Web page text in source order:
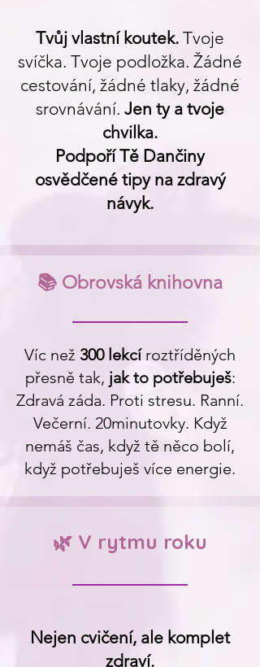
Tvůj vlastní koutek. Tvoje
svíčka. Tvoje podložka. Žádné
cestování, žádné tlaky, žádné
srovnávání. Jen ty a tvoje
chvilka.
Podpoří Tě Dančiny
osvědčené tipy na zdravý
návyk.
📚 Obrovská knihovna
Víc než 300 lekcíroztříděných
přesně tak, jak to potřebuješ:
Zdravá záda. Proti stresu. Ranní.
Večerní. 20minutovky. Když
nemáš čas, když tě něco bolí,
když potřebuješ více energie.
🌿 V rytmu roku
Nejen cvičení, ale komplet
zdraví.